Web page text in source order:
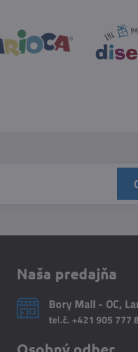
Naša predajňa
Bory Mall - OC,
tel.č. +421 905 777